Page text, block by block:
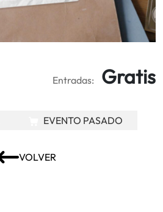
Entradas: Gratis
VOLVER
EVENTO PASADO